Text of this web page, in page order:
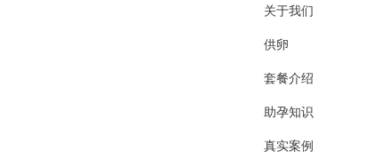
关于我们
供卵
套餐介绍
助孕知识
真实案例